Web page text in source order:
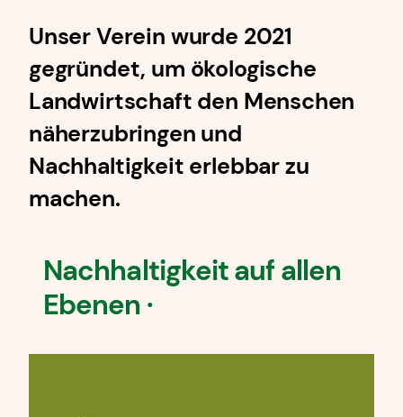
Unser Verein wurde 2021
gegründet, um ökologische
Landwirtschaft den Menschen
näherzubringen und
Nachhaltigkeit erlebbar zu
machen.
Nachhaltigkeit auf allen
Ebenen ·